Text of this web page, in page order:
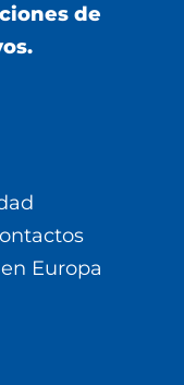
de
Europa